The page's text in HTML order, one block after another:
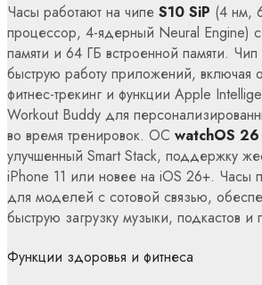
Часы работают на чипе S10 SiP (4 нм,
процессор, 4-ядерный Neural Engine)
памяти и 64 ГБ встроенной памяти. Чип
быструю работу приложений, включая
фитнес-трекинг и функции Apple
Workout Buddy для
во время тренировок. ОС watchOS 26
улучшенный Smart Stack, поддержку
iPhone 11 или новее на iOS 26+. Часы
для моделей с сотовой связью,
быструю загрузку музыки, подкастов
Функции здоровья и фитнеса